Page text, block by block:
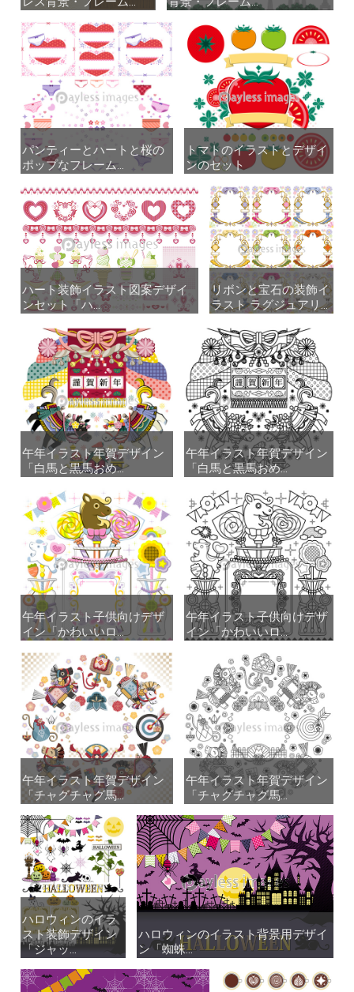
パンティーとハートと桜の
ポップなフレーム...
パンティーとハートと桜の
ポップなフレーム...
トマトのイラストとデザイ
ンのセット
トマトのイラストとデザイ
ンのセット
ハート装飾イラスト図案デザイ
ンセット「ハ...
ハート装飾イラスト図案デザイ
ンセット「ハ...
リボンと宝石の装飾イ
ラスト ラグジュアリ...
リボンと宝石の装飾イ
ラスト ラグジュアリ...
午年イラスト年賀デザイン
「白馬と黒馬おめ...
午年イラスト年賀デザイン
「白馬と黒馬おめ...
午年イラスト年賀デザイン
「白馬と黒馬おめ...
午年イラスト年賀デザイン
「白馬と黒馬おめ...
午年イラスト子供向けデザ
イン「かわいいロ...
午年イラスト子供向けデザ
イン「かわいいロ...
午年イラスト子供向けデザ
イン「かわいいロ...
午年イラスト子供向けデザ
イン「かわいいロ...
午年イラスト年賀デザイン
「チャグチャグ馬...
午年イラスト年賀デザイン
「チャグチャグ馬...
午年イラスト年賀デザイン
「チャグチャグ馬...
午年イラスト年賀デザイン
「チャグチャグ馬...
ハロウィンのイラ
スト装飾デザイン
「ジャッ...
ハロウィンのイラ
スト装飾デザイン
「ジャッ...
ハロウィンのイラスト背景用デザイ
ン「蜘蛛...
ハロウィンのイラスト背景用デザイ
ン「蜘蛛...